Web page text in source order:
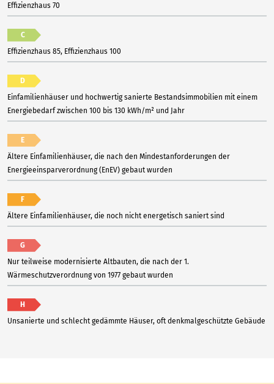
Effizienzhaus 70
C
Effizienzhaus 85, Effizienzhaus 100
D
Einfamilienhäuser und hochwertig sanierte Bestandsimmobilien mit einem
Energiebedarf zwischen 100 bis 130 kWh/m² und Jahr
E
Ältere Einfamilienhäuser, die nach den Mindestanforderungen der
Energieeinsparverordnung (EnEV) gebaut wurden
F
Ältere Einfamilienhäuser, die noch nicht energetisch saniert sind
G
Nur teilweise modernisierte Altbauten, die nach der 1.
Wärmeschutzverordnung von 1977 gebaut wurden
H
Unsanierte und schlecht gedämmte Häuser, oft denkmalgeschützte Gebäude